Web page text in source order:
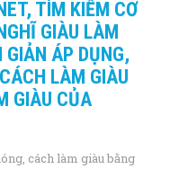
TÌM KIẾM CƠ
GIÀU LÀM
ÁP DỤNG,
LÀM GIÀU
GIÀU CỦA
cách làm giàu bằng